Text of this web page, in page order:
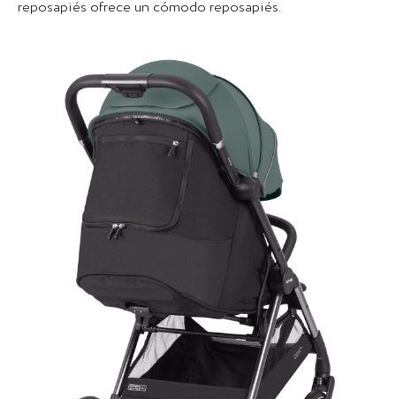
reposapiés ofrece un cómodo reposapiés.